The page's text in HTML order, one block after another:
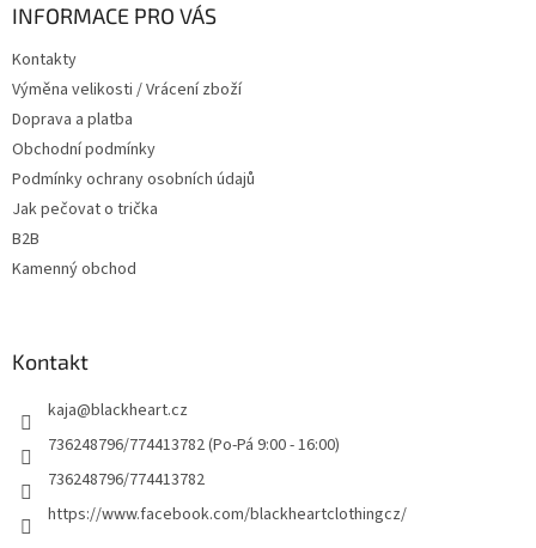
INFORMACE PRO VÁS
Kontakty
Výměna velikosti / Vrácení zboží
Doprava a platba
Obchodní podmínky
Podmínky ochrany osobních údajů
Jak pečovat o trička
B2B
Kamenný obchod
Kontakt
kaja@blackheart.cz
736248796/774413782 (Po-Pá 9:00 - 16:00)
736248796/774413782
https://www.facebook.com/blackheartclothingcz/